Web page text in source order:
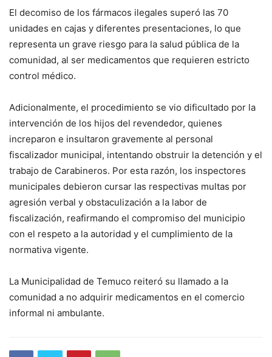
El decomiso de los fármacos ilegales superó las 70
unidades en cajas y diferentes presentaciones, lo que
representa un grave riesgo para la salud pública de la
comunidad, al ser medicamentos que requieren estricto
control médico.
Adicionalmente, el procedimiento se vio dificultado por la
intervención de los hijos del revendedor, quienes
increparon e insultaron gravemente al personal
fiscalizador municipal, intentando obstruir la detención y el
trabajo de Carabineros. Por esta razón, los inspectores
municipales debieron cursar las respectivas multas por
agresión verbal y obstaculización a la labor de
fiscalización, reafirmando el compromiso del municipio
con el respeto a la autoridad y el cumplimiento de la
normativa vigente.
La Municipalidad de Temuco reiteró su llamado a la
comunidad a no adquirir medicamentos en el comercio
informal ni ambulante.